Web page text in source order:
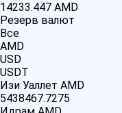
14233.447 AMD
Резерв валют
Все
AMD
USD
USDT
Изи Уаллет AMD
5438467.7275